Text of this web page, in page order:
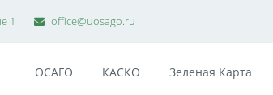
1 office@uosago.ru
ОСАГО КАСКО Зеленая Карта